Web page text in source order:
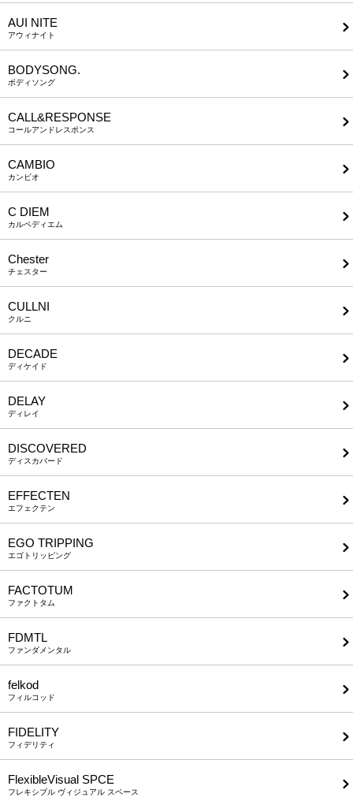
AUI NITE
アウィナイト
BODYSONG.
ボディソング
CALL&RESPONSE
コールアンドレスポンス
CAMBIO
カンビオ
C DIEM
カルペディエム
Chester
チェスター
CULLNI
クルニ
DECADE
ディケイド
DELAY
ディレイ
DISCOVERED
ディスカバード
EFFECTEN
エフェクテン
EGO TRIPPING
エゴトリッピング
FACTOTUM
ファクトタム
FDMTL
ファンダメンタル
felkod
フィルコッド
FIDELITY
フィデリティ
FlexibleVisual SPCE
フレキシブル ヴィジュアル スペース